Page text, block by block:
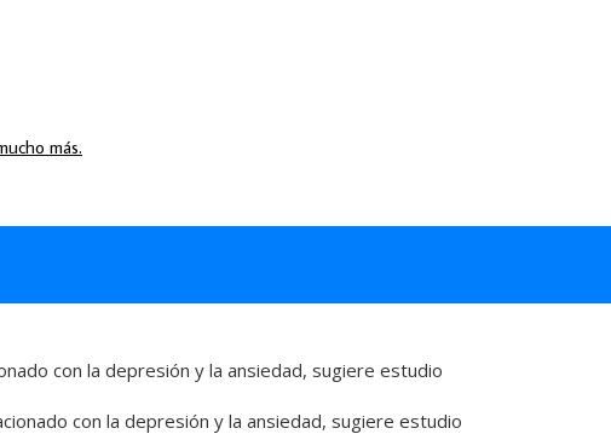
más.
con la depresión y la ansiedad, sugiere estudio